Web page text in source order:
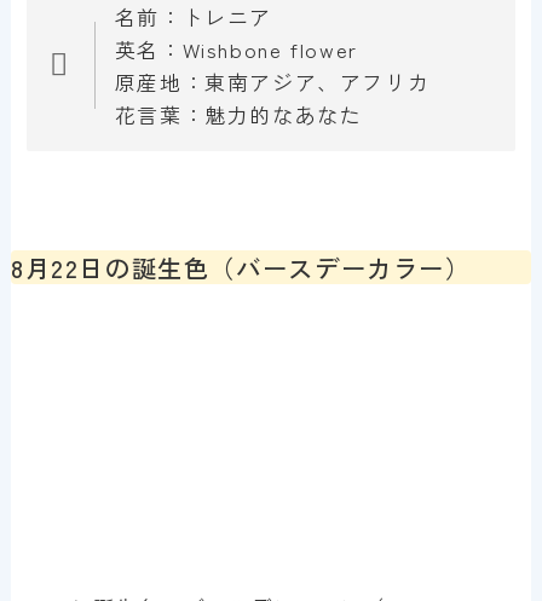
名前：トレニア
英名：Wishbone flower
原産地：東南アジア、アフリカ
花言葉：魅力的なあなた
8月22日の誕生色（バースデーカラー）